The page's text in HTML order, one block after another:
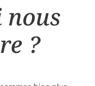
nous
?